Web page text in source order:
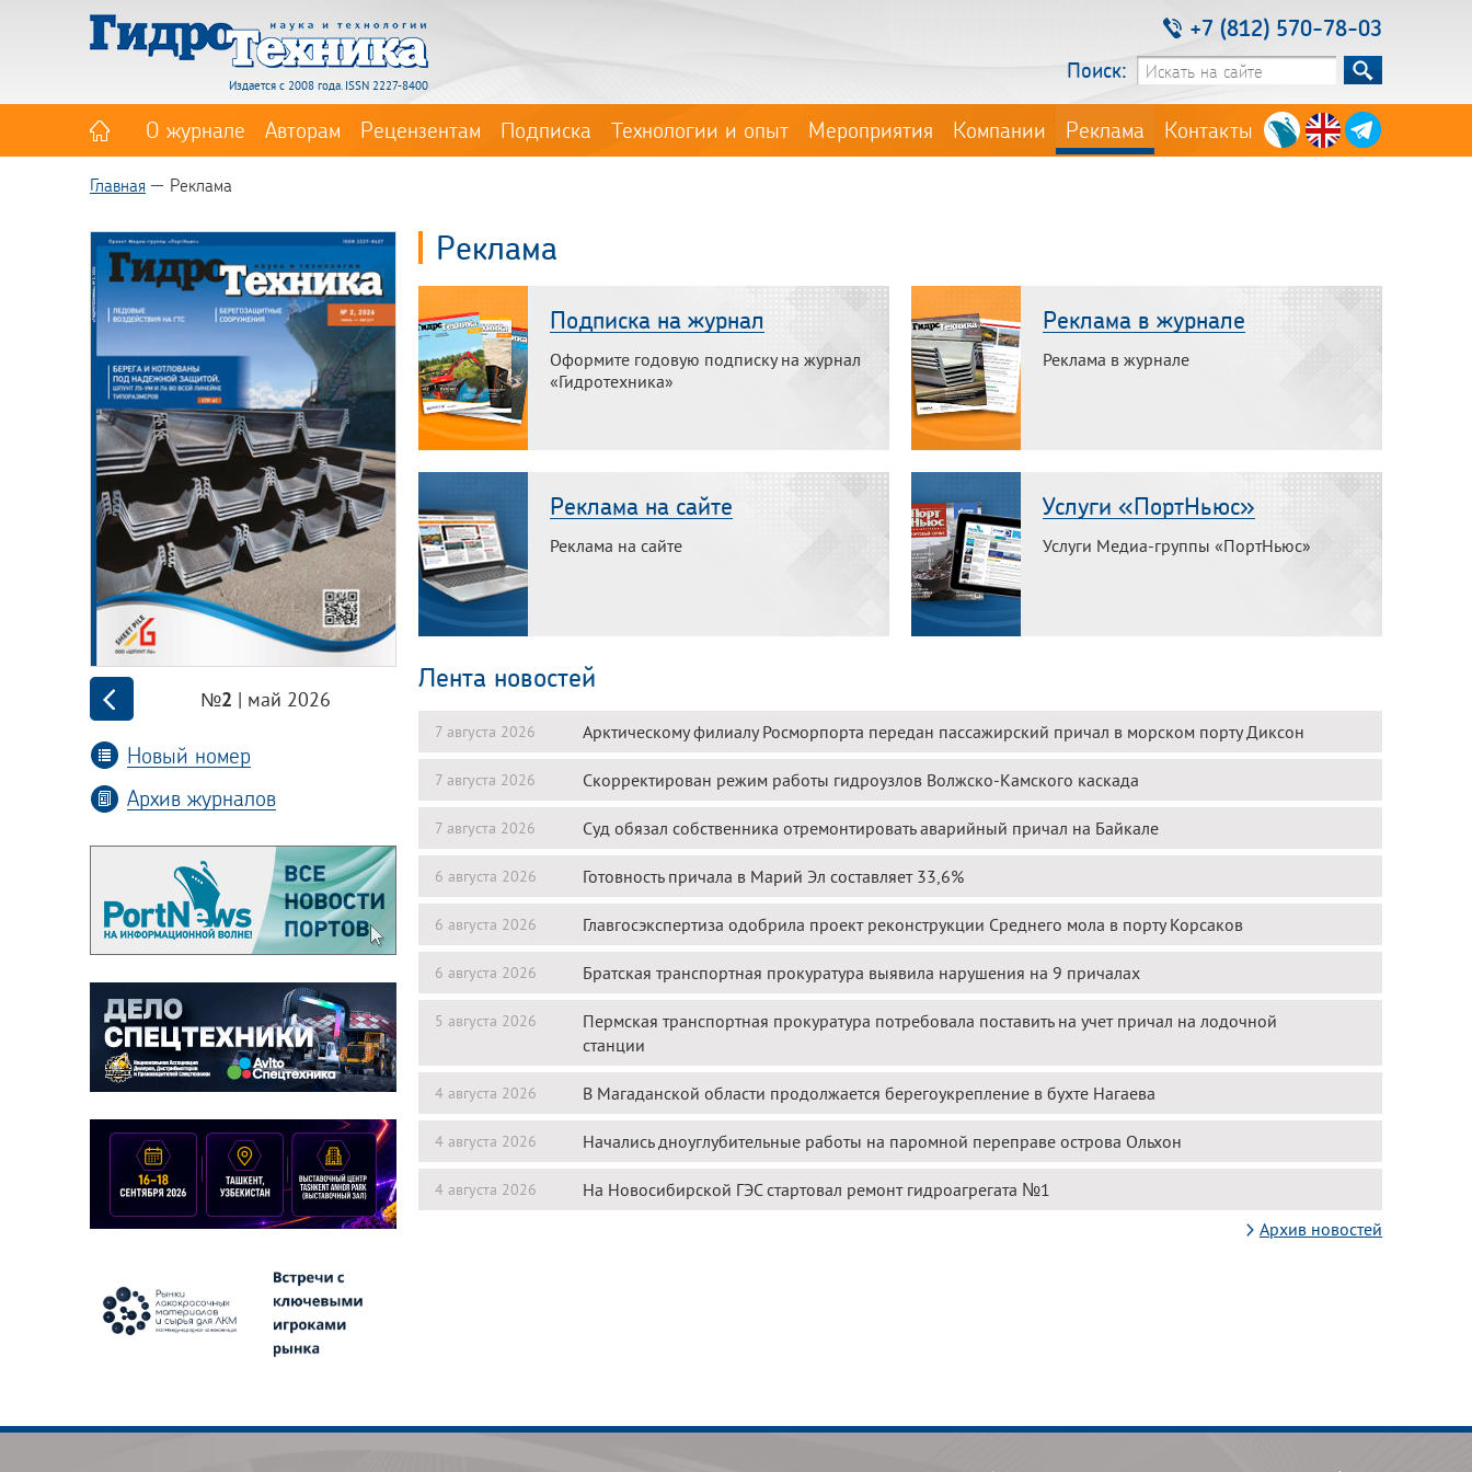
Издается с 2008 года. ISSN 2227-8400
+7 (812) 570-78-03
Поиск:
О журнале Авторам Рецензентам Подписка Технологии и опыт Мероприятия Компании Реклама Контакты
Главная Реклама
№2 | май 2026
Новый номер
Архив журналов
Реклама
Подписка на журнал
Оформите годовую подписку на журнал
«Гидротехника»
Реклама в журнале
Реклама в журнале
Реклама на сайте
Реклама на сайте
Услуги «ПортНьюс»
Услуги Медиа-группы «ПортНьюс»
Лента новостей
7 августа 2026 Арктическому филиалу Росморпорта передан пассажирский причал в морском порту Диксон
7 августа 2026 Скорректирован режим работы гидроузлов Волжско-Камского каскада
7 августа 2026 Суд обязал собственника отремонтировать аварийный причал на Байкале
6 августа 2026 Готовность причала в Марий Эл составляет 33,6%
6 августа 2026 Главгосэкспертиза одобрила проект реконструкции Среднего мола в порту Корсаков
6 августа 2026 Братская транспортная прокуратура выявила нарушения на 9 причалах
5 августа 2026
Пермская транспортная прокуратура потребовала поставить на учет причал на лодочной
станции
4 августа 2026 В Магаданской области продолжается берегоукрепление в бухте Нагаева
4 августа 2026 Начались дноуглубительные работы на паромной переправе острова Ольхон
4 августа 2026
На Новосибирской ГЭС стартовал ремонт гидроагрегата №1
Архив новостей